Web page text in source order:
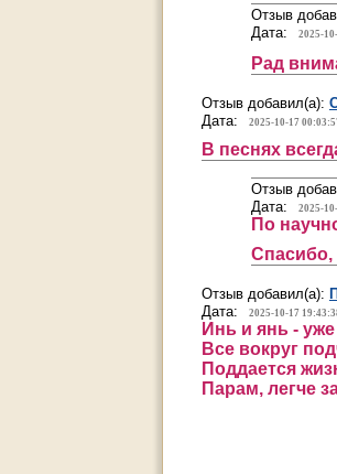
Отзыв
Дата:
2025-
Рад
Отзыв добавил(а):
Дата:
2025-10-17
В песнях
Отзыв
Дата:
2025-
По
Отзыв добавил(а):
Дата:
2025-10-17
Инь и янь -
Все вокруг
Поддается
Парам, легче